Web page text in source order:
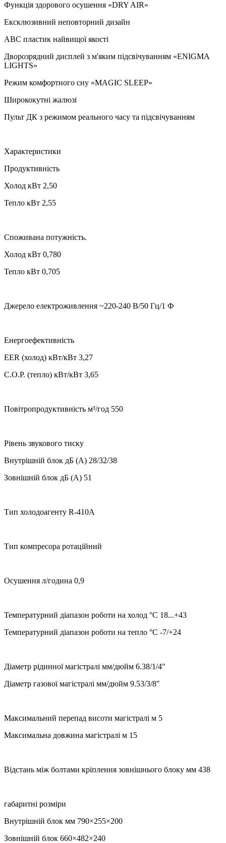
Функція здорового осушення «DRY AIR»
Ексклюзивний неповторний дизайн
ABC пластик найвищої якості
Дворозрядний дисплей з м'яким підсвічуванням «ENIGMA
LIGHTS»
Режим комфортного сну «MAGIC SLEEP»
Ширококутні жалюзі
Пульт ДК з режимом реального часу та підсвічуванням
Характеристики
Продуктивність
Холод кВт 2,50
Тепло кВт 2,55
Споживана потужність.
Холод кВт 0,780
Тепло кВт 0,705
Джерело електроживлення ~220-240 В/50 Гц/1 Ф
Енергоефективність
EER (холод) кВт/кВт 3,27
C.O.P. (тепло) кВт/кВт 3,65
Повітропродуктивність м³/год 550
Рівень звукового тиску
Внутрішній блок дБ (A) 28/32/38
Зовнішній блок дБ (A) 51
Тип холодоагенту R-410A
Тип компресора ротаційний
Осушення л/година 0,9
Температурний діапазон роботи на холод °C 18...+43
Температурний діапазон роботи на тепло °C -7/+24
Діаметр рідинної магістралі мм/дюйм 6.38/1/4"
Діаметр газової магістралі мм/дюйм 9.53/3/8"
Максимальний перепад висоти магістралі м 5
Максимальна довжина магістралі м 15
Відстань між болтами кріплення зовнішнього блоку мм 438
габаритні розміри
Внутрішній блок мм 790×255×200
Зовнішній блок 660×482×240